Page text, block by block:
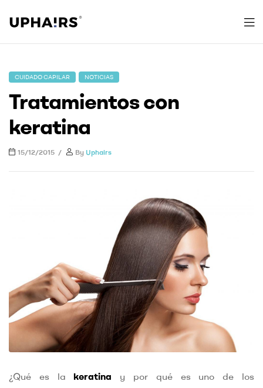
Uphairs
CUIDADO CAPILAR NOTICIAS
Tratamientos con
keratina
15/12/2015 By Uphairs
¿Qué es la keratina y por qué es uno de los